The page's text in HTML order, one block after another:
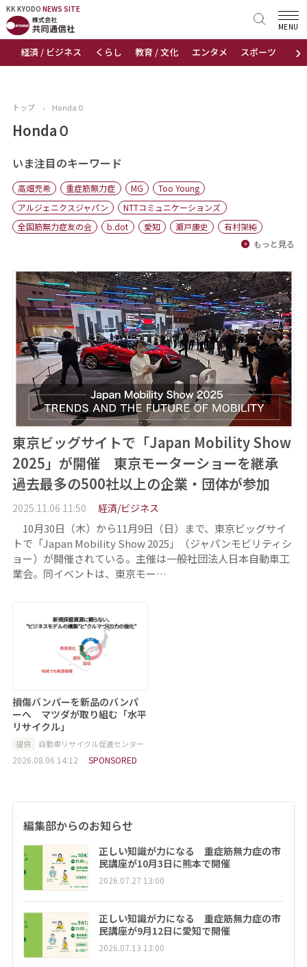
KK KYODO NEWS SITE
›
経済 / ビジネス くらし 教育 / 文化 エンタメ スポーツ 地域
MENU
KK KYODONEWS SITE
トップページ
ニュース
おすすめコンテンツ
出版物
会社概要
トップ › Honda０
Honda０
いま注目のキーワード
高畑充希 重症筋無力症 MG
Too Young
アルジェニクスジャパン
NTTコミュニケーションズ
全国筋無力症友の会
b.dot 愛知 瀬戸康史
有村架純
もっと見る
東京ビッグサイトで「Japan Mobility Show
2025」が開催 東京モーターショーを継承
過去最多の500社以上の企業・団体が参加
2025.11.06 11:50 経済/ビジネス
10月30日（木）から11月9日（日）まで、東京ビッグサイ
トで「Japan Mobility Show 2025」（ジャパンモビリティシ
ョー）が開催されている。主催は一般社団法人日本自動車工
業会。同イベントは、東京モー…
損傷バンパーを新品のバンパ
ーへ マツダが取り組む「水平
リサイクル」
提供 自動車リサイクル促進センター
2026.08.06 14:12 SPONSORED
編集部からのお知らせ
正しい知識が力になる 重症筋無力症の市
民講座が10月3日に熊本で開催
2026.07.27 13:00
正しい知識が力になる 重症筋無力症の市
民講座が9月12日に愛知で開催
2026.07.13 13:00